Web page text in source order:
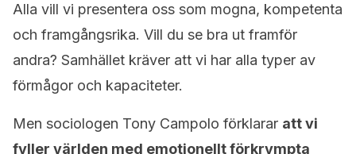
Alla vill vi presentera oss som mogna, kompetenta
och framgångsrika. Vill du se bra ut framför
andra? Samhället kräver att vi har alla typer av
förmågor och kapaciteter.
Men sociologen Tony Campolo förklarar att vi
fyller världen med emotionellt förkrympta